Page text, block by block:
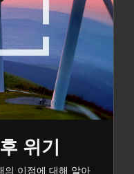
위기
의 이점에 대해 알아